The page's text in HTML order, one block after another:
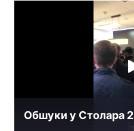
Обшуки у Столара 2